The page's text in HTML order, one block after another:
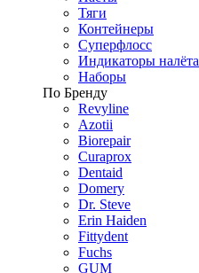
Тяги
Контейнеры
Суперфлосс
Индикаторы налёта
Наборы
По Бренду
Revyline
Azotii
Biorepair
Curaprox
Dentaid
Domery
Dr. Steve
Erin Haiden
Fittydent
Fuchs
GUM